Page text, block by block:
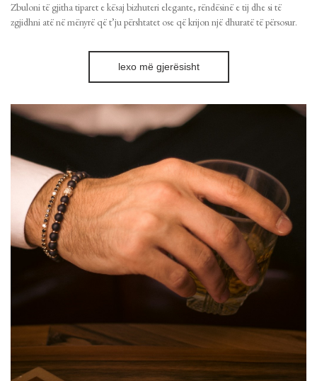
Zbuloni të gjitha tiparet e kësaj bizhuteri elegante, rëndësinë e tij dhe si të
zgjidhni atë në mënyrë që t’ju përshtatet ose që krijon një dhuratë të përsosur.
lexo më gjerësisht